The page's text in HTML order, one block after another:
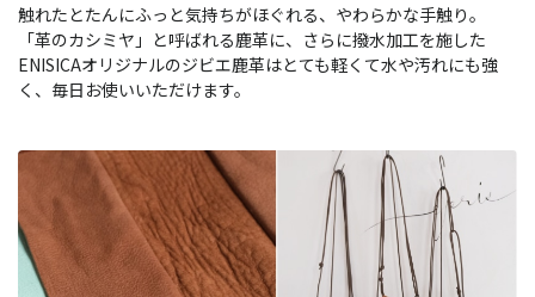
触れたとたんにふっと気持ちがほぐれる、やわらかな手触り。
「革のカシミヤ」と呼ばれる鹿革に、さらに撥水加工を施した
ENISICAオリジナルのジビエ鹿革はとても軽くて水や汚れにも強
く、毎日お使いいただけます。